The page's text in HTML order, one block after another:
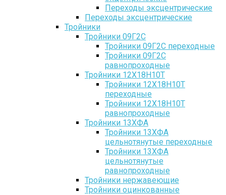
Переходы эксцентрические
Переходы эксцентрические
Тройники
Тройники 09Г2С
Тройники 09Г2С переходные
Тройники 09Г2С
равнопроходные
Тройники 12Х18Н10Т
Тройники 12Х18Н10Т
переходные
Тройники 12Х18Н10Т
равнопроходные
Тройники 13ХФА
Тройники 13ХФА
цельнотянутые переходные
Тройники 13ХФА
цельнотянутые
равнопроходные
Тройники нержавеющие
Тройники оцинкованные